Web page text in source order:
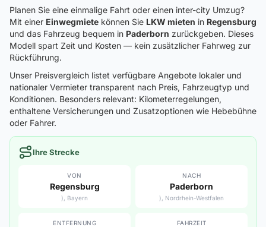
Planen Sie eine einmalige Fahrt oder einen inter-city Umzug?
Mit einer Einwegmiete können Sie LKW mieten in Regensburg
und das Fahrzeug bequem in Paderborn zurückgeben. Dieses
Modell spart Zeit und Kosten — kein zusätzlicher Fahrweg zur
Rückführung.
Unser Preisvergleich listet verfügbare Angebote lokaler und
nationaler Vermieter transparent nach Preis, Fahrzeugtyp und
Konditionen. Besonders relevant: Kilometerregelungen,
enthaltene Versicherungen und Zusatzoptionen wie Hebebühne
oder Fahrer.
Ihre Strecke
VON
Regensburg
), Bayern
NACH
Paderborn
), Nordrhein-Westfalen
ENTFERNUNG FAHRZEIT